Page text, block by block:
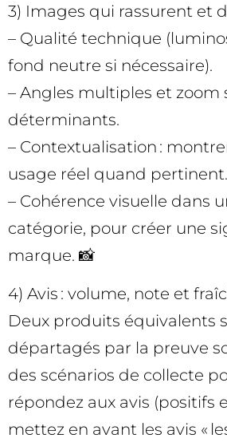
3) Images qui rassurent et
– Qualité technique
fond neutre si nécessaire).
– Angles multiples et zoom
déterminants.
– Contextualisation :
usage réel quand pertinent.
– Cohérence visuelle dans
catégorie, pour créer une
marque. 📸
4) Avis : volume, note et
Deux produits équivalents
départagés par la preuve
des scénarios de collecte
répondez aux avis (positifs
mettez en avant les avis «